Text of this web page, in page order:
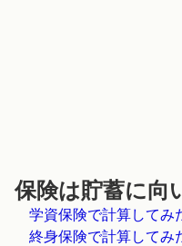
保険は貯蓄に向
学資保険で計算してみ
終身保険で計算してみ